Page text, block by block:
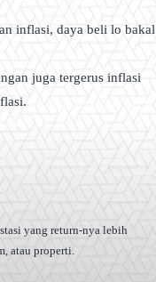
inflasi, daya beli lo bakal
juga tergerus inflasi
yang return-nya lebih
atau properti.